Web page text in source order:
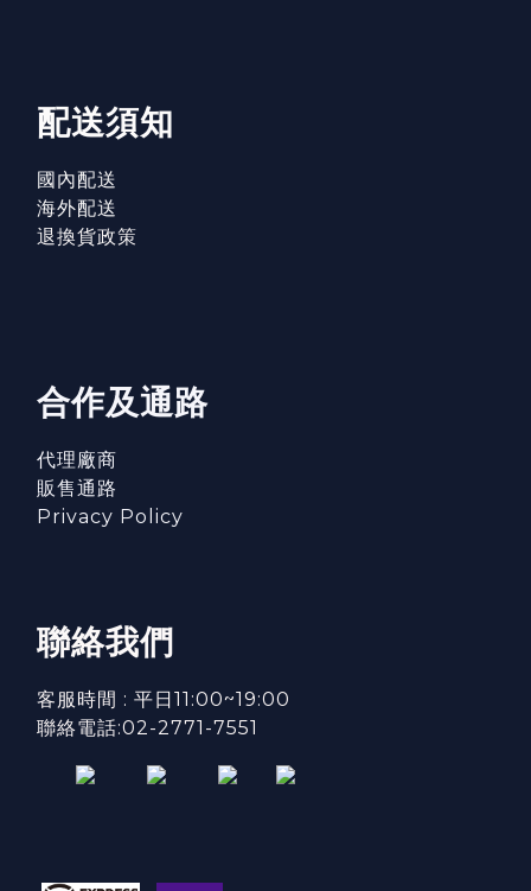
配送須知
國內配送
海外配送
退換貨政策
合作及通路
代理廠商
販售通路
Privacy Policy
聯絡我們
客服時間 : 平日11:00~19:00
聯絡電話:02-2771-7551